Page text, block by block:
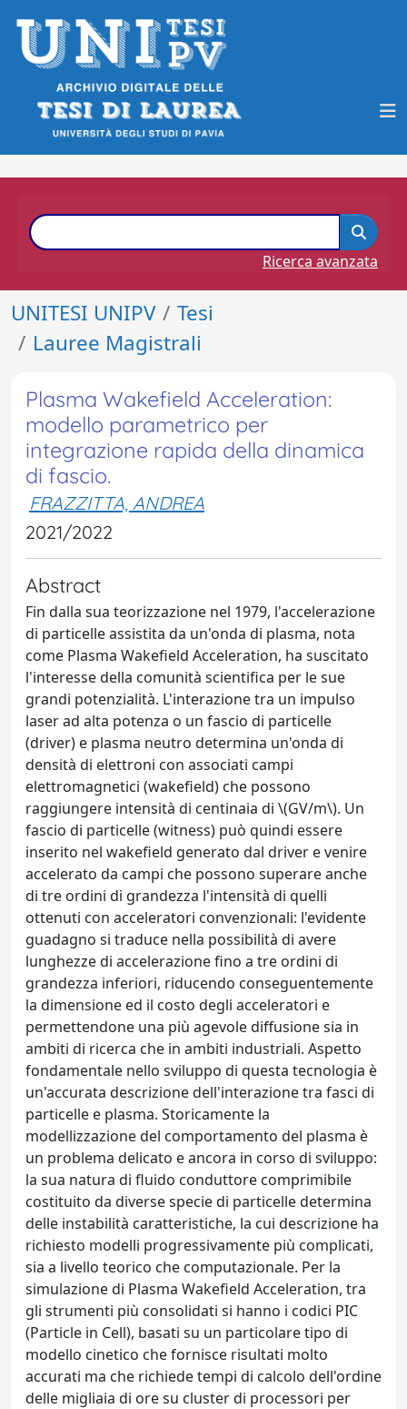
Ricerca avanzata
UNITESI UNIPV
Tesi
Lauree Magistrali
Plasma Wakefield Acceleration:
modello parametrico per
integrazione rapida della dinamica
di fascio.
FRAZZITTA, ANDREA
2021/2022
Abstract
Fin dalla sua teorizzazione nel 1979, l'accelerazione
di particelle assistita da un'onda di plasma, nota
come Plasma Wakefield Acceleration, ha suscitato
l'interesse della comunità scientifica per le sue
grandi potenzialità. L'interazione tra un impulso
laser ad alta potenza o un fascio di particelle
(driver) e plasma neutro determina un'onda di
densità di elettroni con associati campi
elettromagnetici (wakefield) che possono
raggiungere intensità di centinaia di \(GV/m\). Un
fascio di particelle (witness) può quindi essere
inserito nel wakefield generato dal driver e venire
accelerato da campi che possono superare anche
di tre ordini di grandezza l'intensità di quelli
ottenuti con acceleratori convenzionali: l'evidente
guadagno si traduce nella possibilità di avere
lunghezze di accelerazione fino a tre ordini di
grandezza inferiori, riducendo conseguentemente
la dimensione ed il costo degli acceleratori e
permettendone una più agevole diffusione sia in
ambiti di ricerca che in ambiti industriali. Aspetto
fondamentale nello sviluppo di questa tecnologia è
un'accurata descrizione dell'interazione tra fasci di
particelle e plasma. Storicamente la
modellizzazione del comportamento del plasma è
un problema delicato e ancora in corso di sviluppo:
la sua natura di fluido conduttore comprimibile
costituito da diverse specie di particelle determina
delle instabilità caratteristiche, la cui descrizione ha
richiesto modelli progressivamente più complicati,
sia a livello teorico che computazionale. Per la
simulazione di Plasma Wakefield Acceleration, tra
gli strumenti più consolidati si hanno i codici PIC
(Particle in Cell), basati su un particolare tipo di
modello cinetico che fornisce risultati molto
accurati ma che richiede tempi di calcolo dell'ordine
delle migliaia di ore su cluster di processori per